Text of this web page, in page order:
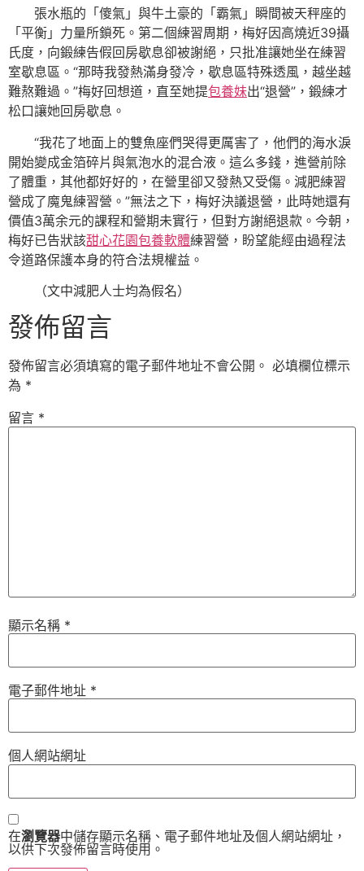
張水瓶的「傻氣」與牛土豪的「霸氣」瞬間被天秤座的
「平衡」力量所鎖死。第二個練習周期，梅好因高燒近39攝
氏度，向鍛練告假回房歇息卻被謝絕，只批准讓她坐在練習
室歇息區。“那時我發熱滿身發冷，歇息區特殊透風，越坐越
難熬難過。”梅好回想道，直至她提包養妹出“退營”，鍛練才
松口讓她回房歇息。
“我花了地面上的雙魚座們哭得更厲害了，他們的海水淚
開始變成金箔碎片與氣泡水的混合液。這么多錢，進營前除
了體重，其他都好好的，在營里卻又發熱又受傷。減肥練習
營成了魔鬼練習營。”無法之下，梅好決議退營，此時她還有
價值3萬余元的課程和營期未實行，但對方謝絕退款。今朝，
梅好已告狀該甜心花園包養軟體練習營，盼望能經由過程法
令道路保護本身的符合法規權益。
（文中減肥人士均為假名）
發佈留言
發佈留言必須填寫的電子郵件地址不會公開。 必填欄位標示
為 *
留言 *
顯示名稱 *
電子郵件地址 *
個人網站網址
在瀏覽器中儲存顯示名稱、電子郵件地址及個人網站網址，
以供下次發佈留言時使用。